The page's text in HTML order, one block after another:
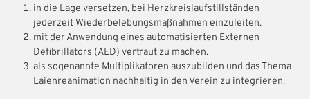
in die Lage versetzen, bei Herzkreislaufstillständen
jederzeit Wiederbelebungsmaßnahmen einzuleiten.
mit der Anwendung eines automatisierten Externen
Defibrillators (AED) vertraut zu machen.
als sogenannte Multiplikatoren auszubilden und das Thema
Laienreanimation nachhaltig in den Verein zu integrieren.